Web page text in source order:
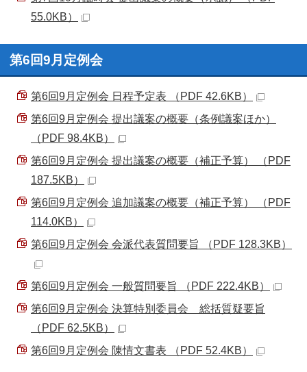
55.0KB）
第6回9月定例会
第6回9月定例会 日程予定表 （PDF 42.6KB）
第6回9月定例会 提出議案の概要（条例議案ほか）
（PDF 98.4KB）
第6回9月定例会 提出議案の概要（補正予算） （PDF
187.5KB）
第6回9月定例会 追加議案の概要（補正予算） （PDF
114.0KB）
第6回9月定例会 会派代表質問要旨 （PDF 128.3KB）
第6回9月定例会 一般質問要旨 （PDF 222.4KB）
第6回9月定例会 決算特別委員会 総括質疑要旨
（PDF 62.5KB）
第6回9月定例会 陳情文書表 （PDF 52.4KB）